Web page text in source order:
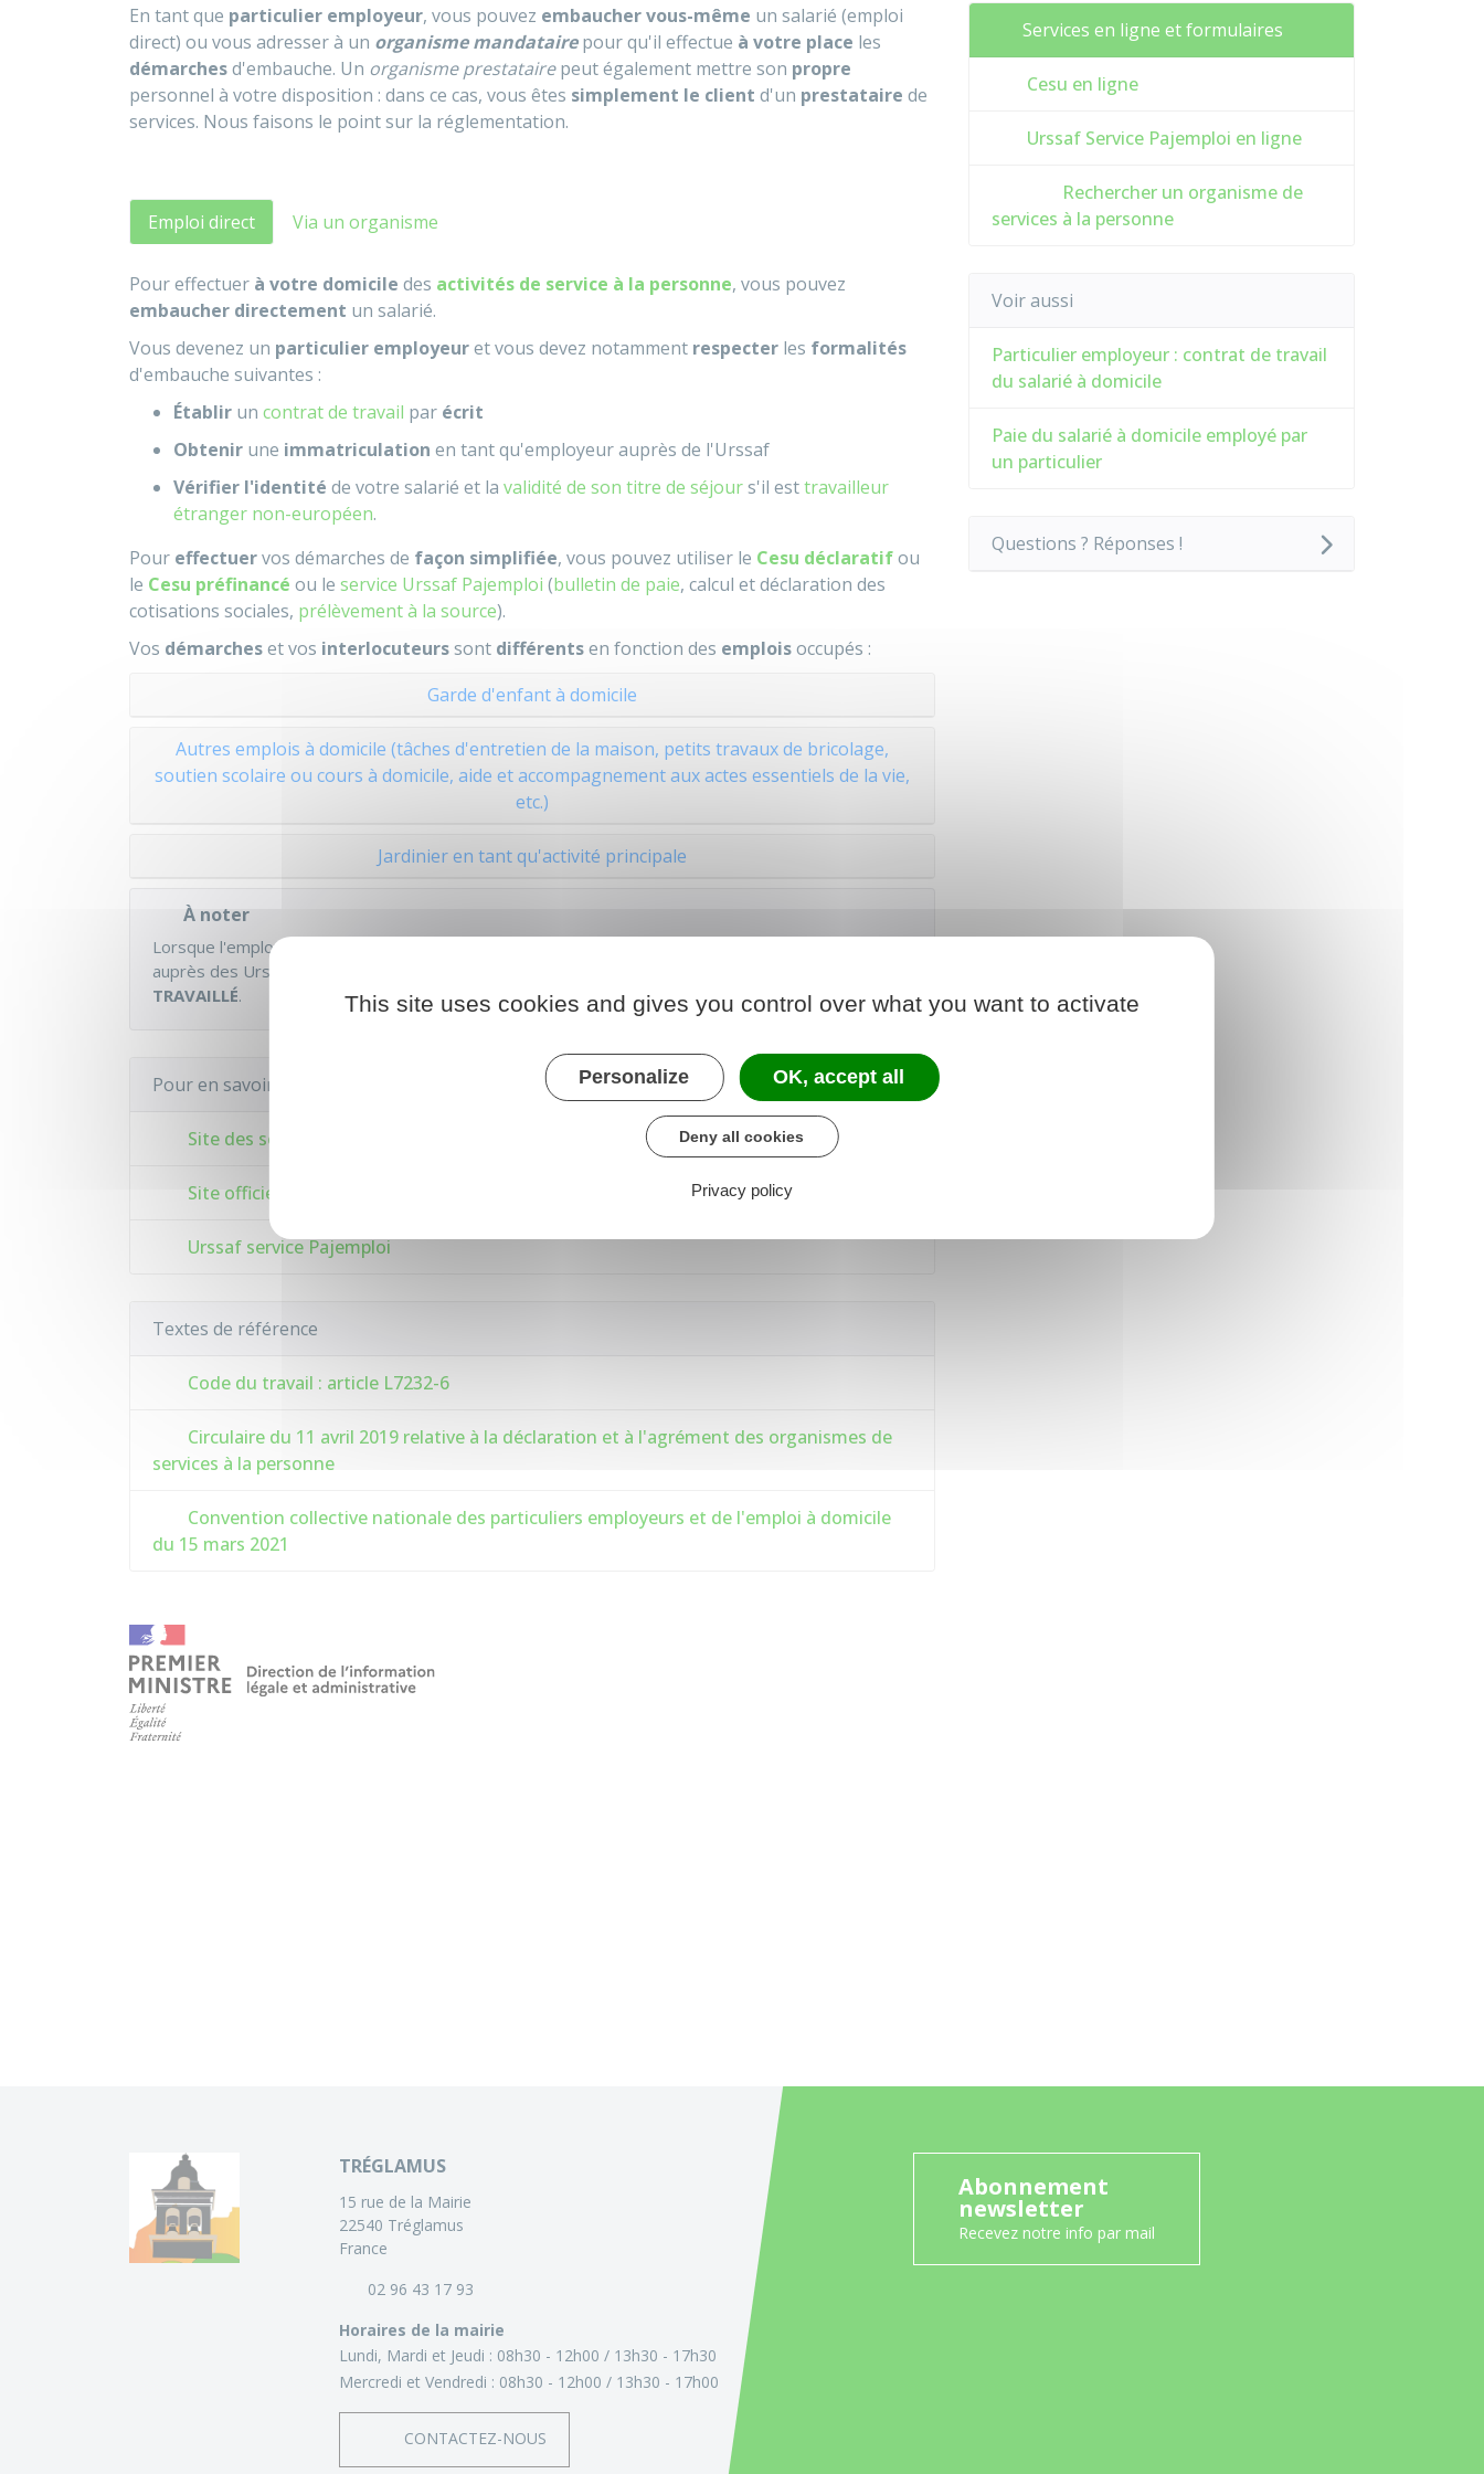
En tant que particulier employeur, vous pouvez embaucher vous-même un salarié (emploi
direct) ou vous adresser à un organisme mandatairepour qu'il effectue à votre place les
démarchesd'embauche. Un organisme prestatairepeut également mettre son propre
personnel à votre disposition : dans ce cas, vous êtes simplement le client d'un prestataire de
services. Nous faisons le point sur la réglementation.
Emploi direct Via un organisme
Pour effectuer à votre domicile des activités de service à la personne, vous pouvez
embaucher directement un salarié.
Vous devenez un particulier employeuret vous devez notamment respecter les formalités
d'embauche suivantes :
Établir un contrat de travail par écrit
Obtenir une immatriculation en tant qu'employeur auprès de l'Urssaf
Vérifier l'identité de votre salarié et la validité de son titre de séjours'il esttravailleur
étranger non-européen.
Pour effectuervos démarches de façon simplifiée, vous pouvez utiliser le Cesu déclaratifou
le Cesu préfinancé ou le service Urssaf Pajemploi (bulletin de paie, calcul et déclaration des
cotisations sociales, prélèvement à la source).
Vos démarcheset vos interlocuteurssont différentsen fonction des emploisoccupés :
Garde d'enfant à domicile
Autres emplois à domicile (tâches d'entretien de la maison, petits travaux de bricolage,
soutien scolaire ou cours à domicile, aide et accompagnement aux actes essentiels de la vie,
etc.)
Jardinier en tant qu'activité principale
À noter
Lorsque l'employeur embauche un salarié pour la RE
auprès des Urssaf
TRAVAILLÉ.
Pour en savoir plus
Site des services à la personne
Site officiel du particulier employeur et du salarié
Urssaf service Pajemploi
Textes de référence
Code du travail : article L7232-6
Circulaire du 11 avril 2019 relative à la déclaration et à l'agrément des organismes de
services à la personne
Convention collective nationale des particuliers employeurs et de l'emploi à domicile
du 15 mars 2021
Services en ligne et formulaires
Cesu en ligne
Urssaf Service Pajemploi en ligne
Rechercher un organisme de
services à la personne
Voir aussi
Particulier employeur : contrat de travail
du salarié à domicile
Paie du salarié à domicile employé par
un particulier
Questions ? Réponses !
TRÉGLAMUS
15 rue de la Mairie
22540 Tréglamus
France
02 96 43 17 93
Horaires de la mairie
Lundi, Mardi et Jeudi : 08h30 - 12h00
13h30 - 17h30
Mercredi et Vendredi : 08h30 - 12h00 13h30 - 17h00
CONTACTEZ-NOUS
Abonnement
newsletter
Recevez notre info par mail
This site uses cookies and gives you control over what you want to activate
Personalize OK, accept all
Deny all cookies
Privacy policy